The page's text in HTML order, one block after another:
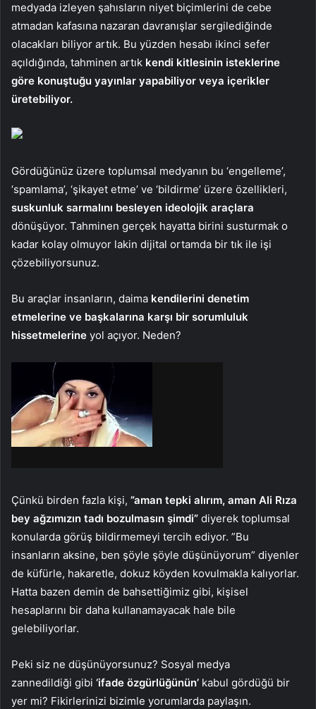
medyada izleyen şahısların niyet biçimlerini de cebe
atmadan kafasına nazaran davranışlar sergilediğinde
olacakları biliyor artık. Bu yüzden hesabı ikinci sefer
açıldığında, tahminen artık kendi kitlesinin isteklerine
göre konuştuğu yayınlar yapabiliyor veya içerikler
üretebiliyor.
Gördüğünüz üzere toplumsal medyanın bu ‘engelleme’,
‘spamlama’, ‘şikayet etme’ ve ‘bildirme’ üzere özellikleri,
suskunluk sarmalını besleyen ideolojik araçlara
dönüşüyor. Tahminen gerçek hayatta birini susturmak o
kadar kolay olmuyor lakin dijital ortamda bir tık ile işi
çözebiliyorsunuz.
Bu araçlar insanların, daima kendilerini denetim
etmelerine ve başkalarına karşı bir sorumluluk
hissetmelerine yol açıyor. Neden?
Çünkü birden fazla kişi, ”aman tepki alırım, aman Ali Rıza
bey ağzımızın tadı bozulmasın şimdi” diyerek toplumsal
konularda görüş bildirmemeyi tercih ediyor. ”Bu
insanların aksine, ben şöyle şöyle düşünüyorum” diyenler
de küfürle, hakaretle, dokuz köyden kovulmakla kalıyorlar.
Hatta bazen demin de bahsettiğimiz gibi, kişisel
hesaplarını bir daha kullanamayacak hale bile
gelebiliyorlar.
Peki siz ne düşünüyorsunuz? Sosyal medya
zannedildiği gibi ‘ifade özgürlüğünün’ kabul gördüğü bir
yer mi? Fikirlerinizi bizimle yorumlarda paylaşın.